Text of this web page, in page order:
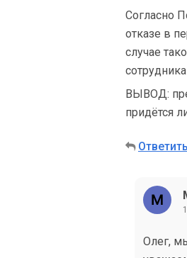
Согласно
отказе в
случае
ВЫВОД:
придётся
Ответить
Олег,